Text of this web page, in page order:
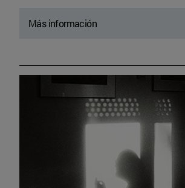
Más información